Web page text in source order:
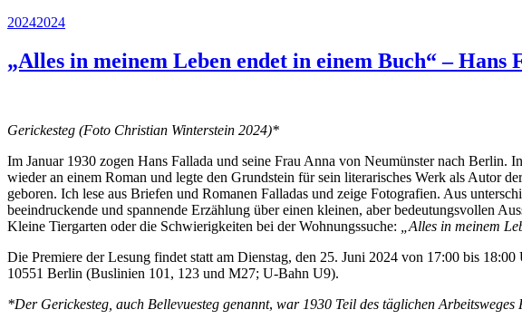
Veröffentlicht
20242024
„Alles in meinem Leben endet in einem Buch“ – Hans
Gerickesteg (Foto Christian Winterstein 2024)*
Im Januar 1930 zogen Hans Fallada und seine Frau Anna von Neumünster nach
wieder an einem Roman und legte den Grundstein für sein literarisches Werk als Autor
geboren. Ich lese aus Briefen und Romanen Falladas und zeige Fotografien. Aus
beeindruckende und spannende Erzählung über einen kleinen, aber bedeutungsvollen
Kleine Tiergarten oder die Schwierigkeiten bei der Wohnungssuche:
„Alles in meinem
Die Premiere der Lesung findet statt am Dienstag, den 25. Juni 2024 von 17:00 bis
10551 Berlin (Buslinien 101, 123 und M27; U-Bahn U9).
*Der Gerickesteg, auch Bellevuesteg genannt, war 1930 Teil des täglichen